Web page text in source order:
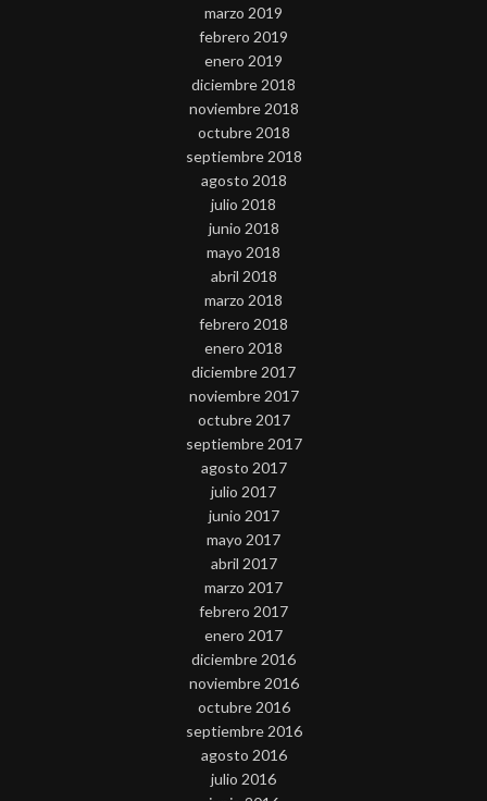
marzo 2019
febrero 2019
enero 2019
diciembre 2018
noviembre 2018
octubre 2018
septiembre 2018
agosto 2018
julio 2018
junio 2018
mayo 2018
abril 2018
marzo 2018
febrero 2018
enero 2018
diciembre 2017
noviembre 2017
octubre 2017
septiembre 2017
agosto 2017
julio 2017
junio 2017
mayo 2017
abril 2017
marzo 2017
febrero 2017
enero 2017
diciembre 2016
noviembre 2016
octubre 2016
septiembre 2016
agosto 2016
julio 2016